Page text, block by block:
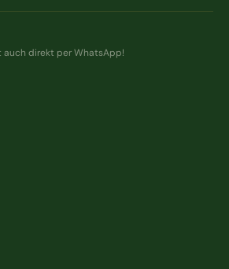
auch direkt per WhatsApp!